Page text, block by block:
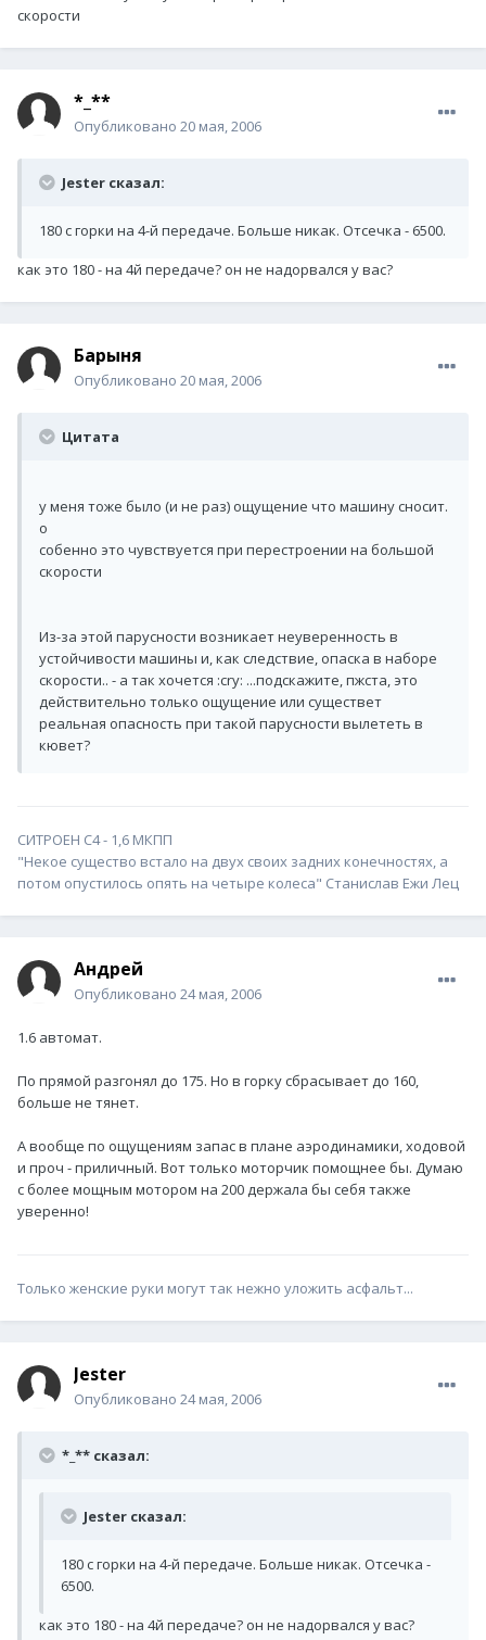
скорости
*_**
Опубликовано 20 мая, 2006
Jester сказал:
180 с горки на 4-й передаче. Больше никак. Отсечка - 6500.
как это 180 - на 4й передаче? он не надорвался у вас?
Барыня
Опубликовано 20 мая, 2006
Цитата
у меня тоже было (и не раз) ощущение что машину сносит.
о
собенно это чувствуется при перестроении на большой
скорости
Из-за этой парусности возникает неуверенность в
устойчивости машины и, как следствие, опаска в наборе
скорости.. - а так хочется :cry: ...подскажите, пжста, это
действительно только ощущение или существет
реальная опасность при такой парусности вылететь в
кювет?
СИТРОЕН С4 - 1,6 МКПП
"Некое существо встало на двух своих задних конечностях, а
потом опустилось опять на четыре колеса" Станислав Ежи Лец
Андрей
Опубликовано 24 мая, 2006
1.6 автомат.
По прямой разгонял до 175. Но в горку сбрасывает до 160,
больше не тянет.
А вообще по ощущениям запас в плане аэродинамики, ходовой
и проч - приличный. Вот только моторчик помощнее бы. Думаю
с более мощным мотором на 200 держала бы себя также
уверенно!
Только женские руки могут так нежно уложить асфальт...
Jester
Опубликовано 24 мая, 2006
*_** сказал:
Jester сказал:
180 с горки на 4-й передаче. Больше никак. Отсечка -
6500.
как это 180 - на 4й передаче? он не надорвался у вас?